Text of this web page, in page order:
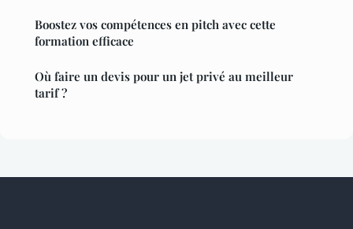
Boostez vos compétences en pitch avec cette
formation efficace
Où faire un devis pour un jet privé au meilleur
tarif ?